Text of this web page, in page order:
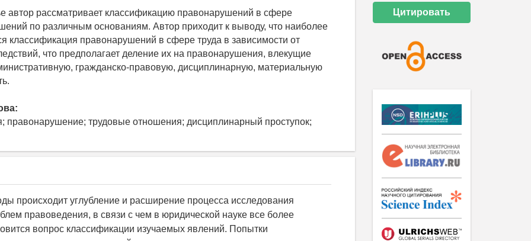
автор рассматривает классификацию правонарушений в сфере
по различным основаниям. Автор приходит к выводу, что наиболее
классификация правонарушений в сфере труда в зависимости от
что предполагает деление их на правонарушения, влекущие
гражданско-правовую, дисциплинарную, материальную
правонарушение; трудовые отношения; дисциплинарный проступок;
происходит углубление и расширение процесса исследования
правоведения, в связи с чем в юридической науке все более
вопрос классификации изучаемых явлений. Попытки
Цитировать